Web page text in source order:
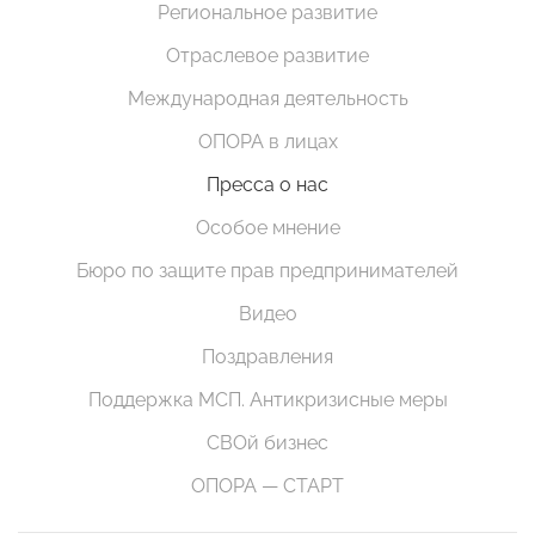
Региональное развитие
Отраслевое развитие
Международная деятельность
ОПОРА в лицах
Пресса о нас
Особое мнение
Бюро по защите прав предпринимателей
Видео
Поздравления
Поддержка МСП. Антикризисные меры
СВОй бизнес
ОПОРА — СТАРТ